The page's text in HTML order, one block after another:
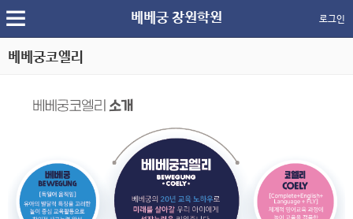
베베궁 창원학원 로그인
베베궁코엘리